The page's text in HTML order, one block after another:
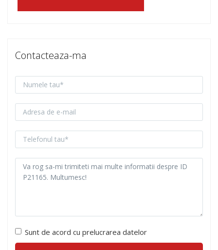
Contacteaza-ma
Sunt de acord cu prelucrarea datelor